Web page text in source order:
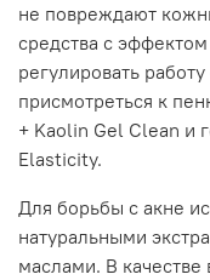
не повреждают
средства с
регулировать
присмотреться к
+ Kaolin Gel Clean и
Elasticity.
Для борьбы с акне
натуральными
маслами. В качестве